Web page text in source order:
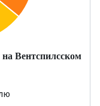
Вентспилсском